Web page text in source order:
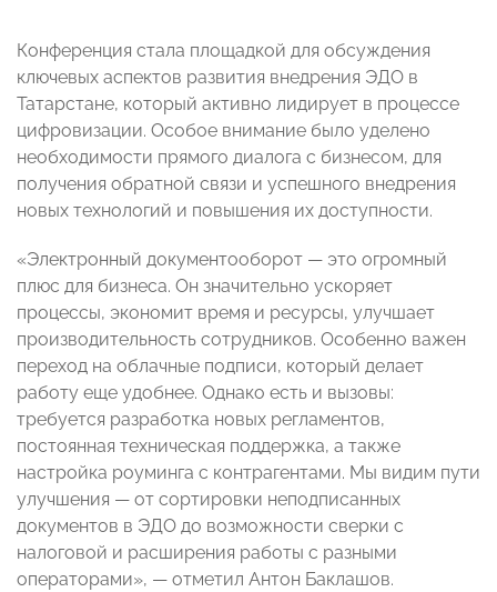
Конференция стала площадкой для обсуждения
ключевых аспектов развития внедрения ЭДО в
Татарстане, который активно лидирует в процессе
цифровизации. Особое внимание было уделено
необходимости прямого диалога с бизнесом, для
получения обратной связи и успешного внедрения
новых технологий и повышения их доступности.
«Электронный документооборот — это огромный
плюс для бизнеса. Он значительно ускоряет
процессы, экономит время и ресурсы, улучшает
производительность сотрудников. Особенно важен
переход на облачные подписи, который делает
работу еще удобнее. Однако есть и вызовы:
требуется разработка новых регламентов,
постоянная техническая поддержка, а также
настройка роуминга с контрагентами. Мы видим пути
улучшения — от сортировки неподписанных
документов в ЭДО до возможности сверки с
налоговой и расширения работы с разными
операторами», — отметил Антон Баклашов.